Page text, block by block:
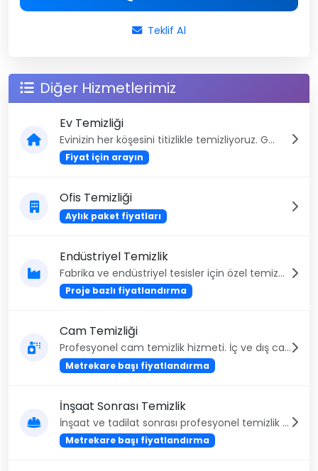
Teklif Al
Diğer Hizmetlerimiz
Ev Temizliği
Evinizin her köşesini titizlikle temizliyoruz. G...
Fiyat için arayın
Ofis Temizliği
Aylık paket fiyatları
Endüstriyel Temizlik
Fabrika ve endüstriyel tesisler için özel temiz...
Proje bazlı fiyatlandırma
Cam Temizliği
Profesyonel cam temizlik hizmeti. İç ve dış ca...
Metrekare başı fiyatlandırma
İnşaat Sonrası Temizlik
İnşaat ve tadilat sonrası profesyonel temizlik ...
Metrekare başı fiyatlandırma